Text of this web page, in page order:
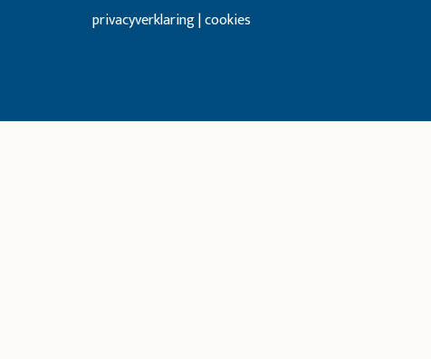
privacyverklaring | cookies